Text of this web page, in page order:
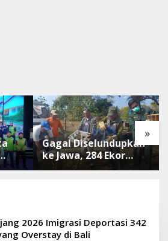
»
Gagal Diselundupkan
ke Jawa, 284 Ekor
Burung Tanpa
2026 Imigrasi Deportasi 342
Overstay di Bali